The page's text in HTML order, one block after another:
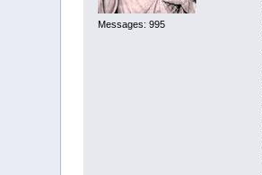
Messages: 995